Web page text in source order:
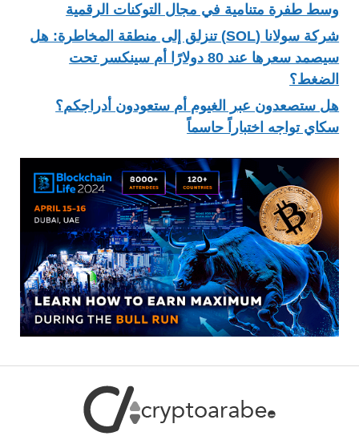
وسط طفرة متنامية في مجال التوكنات الرقمية
شركة سولانا (SOL) تنزلق إلى منطقة المخاطرة: هل
سيصمد سعرها عند 80 دولارًا أم سينكسر تحت
الضغط؟
هل ستصعدون عبر الغيوم أم ستعودون أدراجكم؟
سكاي تواجه اختباراً حاسماً